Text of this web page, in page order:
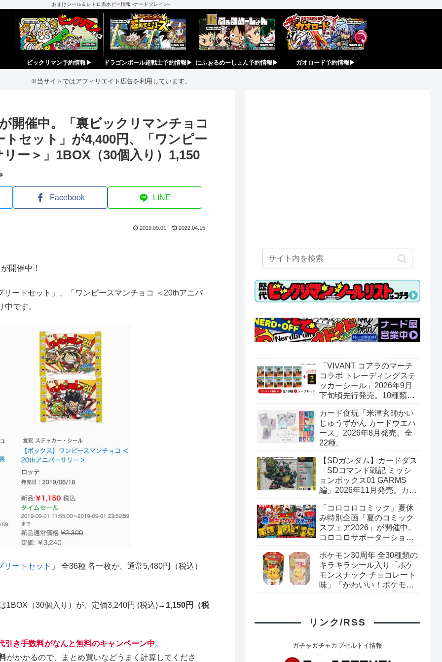
おまけシール＆レトロ系ホビー情報 -ナードブレイン-
ビックリマン予約情報▶︎ ドラゴンボール超戦士予約情報▶︎ にふぉるめーしょん予約情報▶︎ ガオロード予約情報▶︎
※当サイトではアフィリエイト広告を利用しています。
開催中。「裏ビックリマンチョコ
セット」が4,400円、「ワンピー
ー＞」1BOX（30個入り）1,150
Facebook LINE
2019.09.01 2022.04.15
が開催中！
ートセット」、「ワンピースマンチョコ ＜20thアニバ
です。
リートセット 」 全36種 各一枚が、通常5,480円（税込）
1BOX（30個入り）が、定価3,240円 (税込)→ 1,150円（税
引き手数料がなんと無料のキャンペーン中。
がかかるので、まとめ買いなどうまく計算してくださ
「VIVANT コアラのマーチ
コラボ トレーディングステ
ッカーシール」2026年9月
下旬頃先行発売。10種類＋
オンラインショップ限定。
カード食玩「米津玄師かい
じゅうずかん カードウエハ
ース」2026年8月発売。全
22種。
【SDガンダム】カードダス
「SDコマンド戦記 ミッシ
ョンボックス01 GARMS
編」2026年11月発売。カー
プレミアムバンダイ予約開
始。
「コロコロコミック」夏休
み特別企画「夏のコミック
スフェア2026」が開催中。
コロコロサポーターショッ
入すると「コロコロおもし
ろステッカー」がもらえ
る。全7種。
ポケモン30周年 全30種類の
キラキラシール入り「ポケ
モンスナック チョコレート
味」「かわいい！ポケモン
リンク/RSS
ガチャガチャカプセルトイ情報